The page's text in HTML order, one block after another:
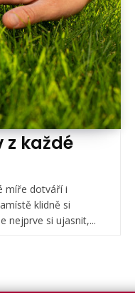
z každé
míře dotváří i
klidně si
nejprve si ujasnit,...